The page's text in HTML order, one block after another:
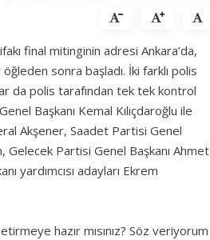
final mitinginin adresi Ankara’da,
sonra başladı. İki farklı polis
da polis tarafından tek tek kontrol
Başkanı Kemal Kılıçdaroğlu ile
Akşener, Saadet Partisi Genel
Gelecek Partisi Genel Başkanı Ahmet
yardımcısı adayları Ekrem
hazır mısınız? Söz veriyorum